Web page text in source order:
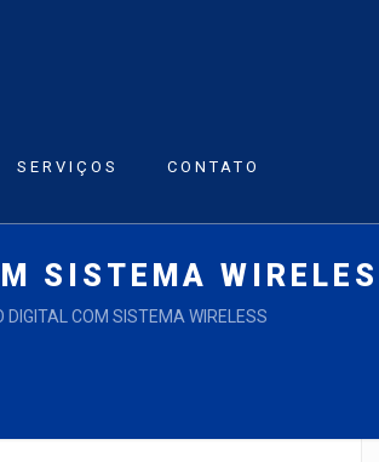
SERVIÇOS CONTATO
SISTEMA
DIGITAL COM SISTEMA WIRELESS